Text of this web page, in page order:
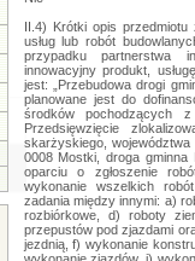
II.4) Krótki opis przedmiotu zamówienia (wielkość, zakres, rodzaj i ilość dostaw, usług lub robót budowlanych lub określenie zapotrzebowania i wymagań ) a w przypadku partnerstwa innowacyjnego - określenie zapotrzebowania na innowacyjny produkt, usługę lub roboty budowlane: 1. Przedmiotem zamówienia jest: „Przebudowa drogi gminnej nr 389005 T - ul. Mostki - Szelejtów'. 2. Zadanie planowane jest do dofinansowania z Funduszu Dróg Samorządowych oraz ze środków pochodzących z Rządowego Funduszu Inwestycji Lokalnych. 3. Przedsięwzięcie zlokalizowane jest na terenie gminy Suchedniów, powiatu skarżyskiego, województwa świętokrzyskiego, działki o nr ewid. geod. 111 obręb 0008 Mostki, droga gminna Mostki - Szelejtów. 4. Zadanie realizowane będzie w oparciu o zgłoszenie robót do Starosty Skarżyskiego. 5. Zakres obejmuje wykonanie wszelkich robót budowlanych niezbędnych do zrealizowania w/w zadania między innymi: a) roboty pomiarowe, b) roboty przygotowawcze, c) roboty rozbiórkowe, d) roboty ziemne, e) wykonanie odwodnienia w tym wykonanie przepustów pod zjazdami oraz odwodnienia powierzchniowego oraz przepustu pod jezdnią, f) wykonanie konstrukcji jezdni, g) wykonanie dojść z kostki betonowej, h) wykonanie zjazdów, i) wykonanie poboczy, j) wykonanie oznakowania poziomego i pionowego, k) regulację wysokościową studzienek. 6. Opis stanu istniejącego: Droga gminna o długości około 780 mb Mostki - Szelejtów zlokalizowana jest w sołectwie Mostki, w gminie Suchedniów. Droga zlokalizowana jest w rejonie zabudowy jednorodzinnej. Jezdnia posiada konstrukcję z nawierzchni tłuczniowej o zmiennej szerokości od 3,0 do 6,6 mb. W pasie drogowym zlokalizowana jest siec energetyczna, gazowa, linia teletechniczna oraz wodociąg. 7. Projektowane rozwiązania: Projektowana droga posiadać będzie jezdnię o szerokości 5,0 m oraz pobocza z tłucznia kamiennego o szerokości równej 0,75 m. Jezdnia zostanie wykonana z nawierzchni asfaltowej. W ramach zadania przewiduje się wykonanie zjazdów do posesji zabudowanych z kostki betonowej oraz do posesji niezabudowanych z kruszywa oraz dojścia do furtek z kostki betonowej. Dodatkowo wykonane zostanie odtworzenie istniejących rowów wraz z umocnieniem płytami ażurowymi. Konstrukcja jezdni (konstrukcja nr 1):  warstwa wyrównawcza z kruszywa wraz z zagęszczeniem gr. ok. 5 cm,  nawierzchnia z betonu asfaltowego AC 11 W 50/70 - warstwa wiążąca gr. po zagęszczeniu 5 cm,  nawierzchnia z betonu asfaltowego - warstwa ścieralna AC 8S 50/70 - grubość po zagęszczeniu 4 cm. Uwaga: Na całej długości jezdni należy wykonać profilowanie i zagęszczenie podłoża pod warstwy konstrukcyjne nawierzchni (zgodnie z działem 6 poz. 19 Przedmiaru robót). Dodatkowo na odcinku o długości ok. 295 mb i szerokości 1,5 m (z początkiem od granicy działek 55/8 i 55/6 do granicy działek 25/2 i 25/1) w związku ze zmienną szerokością istniejącej drogi należy wykonać warstwę piasku stabilizowanego cementem 2,5 MPa gr 20 cm oraz podbudowę z kruszywa łamanego 0/31,5 mm gr. 20 cm., natomiast na odcinku o długości około 145 m (odcinek od granicy działek 25/2 i 25/1 do końca drogi przy granicy z lasem) należy wykonać warstwę piasku stabilizowanego cementem 2,5 MPa gr. 20 cm oraz podbudowę z kruszywa łamanego 0-31,5 mm, warstwa o grubości po zagęszczeniu 20 cm – zgodnie z przedmiarem robót. Konstrukcja dojść do furtek (konstrukcja nr 2 chodnika):  warstwa ścieralna z kostki betonowej